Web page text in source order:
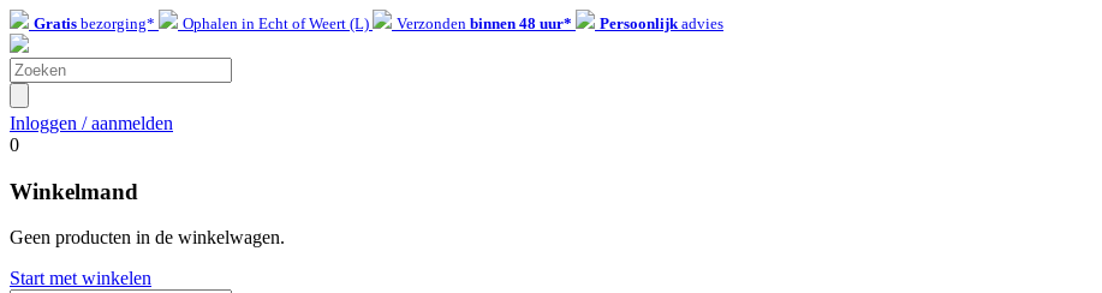
Gratis bezorging* Ophalen in Echt of Weert (L) Verzonden binnen 48 uur* Persoonlijkadvies
Inloggen / aanmelden
0
Winkelmand
Geen producten in de winkelwagen.
Start met winkelen